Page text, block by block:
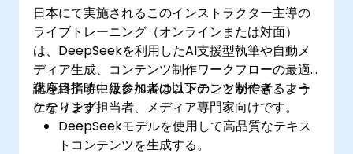
日本にて実施されるこのインストラクター主導の
ライブトレーニング（オンラインまたは対面）
は、DeepSeekを利用したAI支援型執筆や自動メ
ディア生成、コンテンツ制作ワークフローの最適
化を目指す中級レベルのコンテンツ制作者、マー
ケティング担当者、メディア専門家向けです。
講座終了時には参加者は以下のことができるよう
になります：
DeepSeekモデルを使用して高品質なテキス
トコンテンツを生成する。